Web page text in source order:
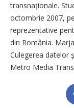
transnaţionale.
octombrie 2007,
reprezentative
din România.
Culegerea datelor
Metro Media